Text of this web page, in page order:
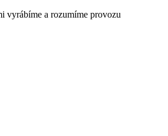
vyrábíme a rozumíme provozu